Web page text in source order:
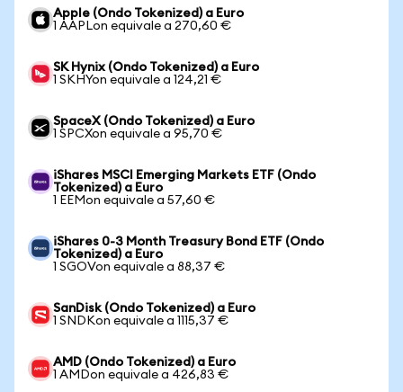
Apple (Ondo Tokenized) a Euro
1 AAPLon equivale a 270,60 €
SK Hynix (Ondo Tokenized) a Euro
1 SKHYon equivale a 124,21 €
SpaceX (Ondo Tokenized) a Euro
1 SPCXon equivale a 95,70 €
iShares MSCI Emerging Markets ETF (Ondo
Tokenized) a Euro
1 EEMon equivale a 57,60 €
iShares 0-3 Month Treasury Bond ETF (Ondo
Tokenized) a Euro
1 SGOVon equivale a 88,37 €
SanDisk (Ondo Tokenized) a Euro
1 SNDKon equivale a 1115,37 €
AMD (Ondo Tokenized) a Euro
1 AMDon equivale a 426,83 €